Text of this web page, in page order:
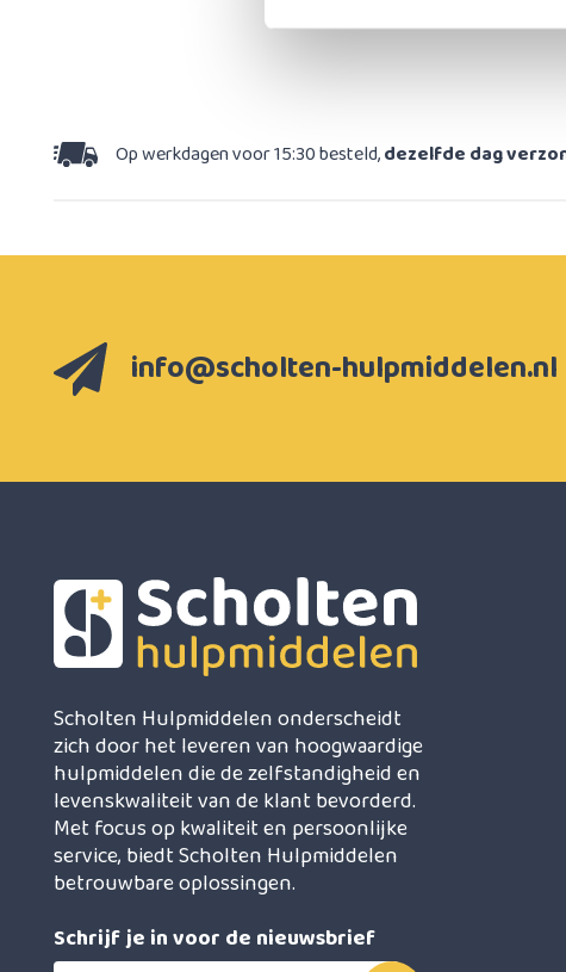
Op werkdagen voor 15:30 besteld,dezelfde dag
info@scholten-hulpmiddelen.nl
Scholten Hulpmiddelen onderscheidt
zich door het leveren van hoogwaardige
hulpmiddelen die de zelfstandigheid en
levenskwaliteit van de klant bevorderd.
Met focus op kwaliteit en persoonlijke
service, biedt Scholten Hulpmiddelen
betrouwbare oplossingen.
Schrijf je in voor de nieuwsbrief